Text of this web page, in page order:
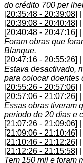
do crédito 700 per
[20:35:48 - 20:39:08]
[20:39:08 - 20:40:48]
[20:40:48 - 20:47:16]
Foram obras que
Blanque.
[20:47:16 - 20:55:26]
Estava desactivado,
para colocar doentes
[20:55:26 - 20:57:06]
[20:57:06 - 21:07:26]
Essas obras tiveram
período de 20 dias e
[21:07:26 - 21:09:06]
[21:09:06 - 21:10:46]
[21:10:46 - 21:12:26]
[21:12:26 - 21:15:58]
Tem 150 mil e foram